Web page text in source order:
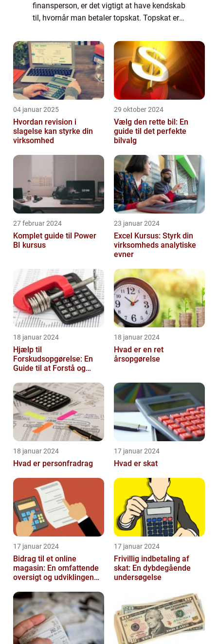
finansperson, er det vigtigt at have kendskab
til, hvornår man betaler topskat. Topskat er
bestemt gruppe af borgere, der ...
04 januar 2025
Hvordan revision i
slagelse kan styrke din
virksomhed
29 oktober 2024
Vælg den rette bil: En
guide til det perfekte
bilvalg
27 februar 2024
Komplet guide til Power
BI kursus
23 januar 2024
Excel Kursus: Styrk din
virksomheds analytiske
evner
18 januar 2024
Hjælp til
Forskudsopgørelse: En
Guide til at Forstå og
18 januar 2024
Hvad er en ret
årsopgørelse
18 januar 2024
Hvad er personfradrag
17 januar 2024
Hvad er skat
17 januar 2024
Bidrag til et online
magasin: En omfattende
oversigt og udviklingen
17 januar 2024
Frivillig indbetaling af
skat: En dybdegående
undersøgelse